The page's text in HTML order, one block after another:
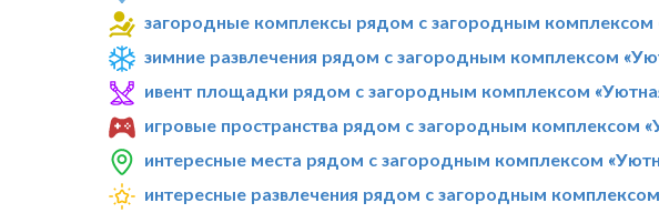
загородные комплексы рядом с загородным комплексом
зимние развлечения рядом с загородным комплексом
ивент площадки рядом с загородным комплексом
игровые пространства рядом с загородным комплексом
интересные места рядом с загородным комплексом
интересные развлечения рядом с загородным